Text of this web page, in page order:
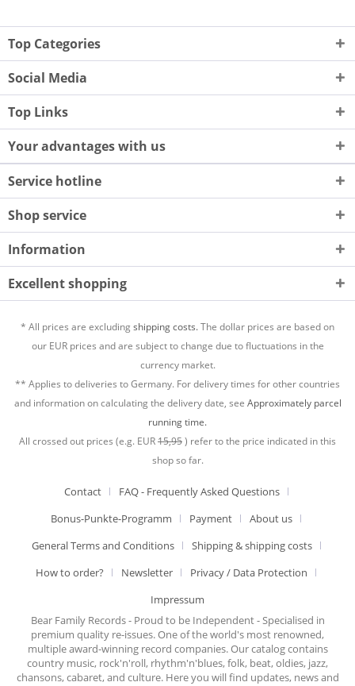
Top Categories
Social Media
Top Links
Your advantages with us
Service hotline
Shop service
Information
Excellent shopping
* All prices are excludingshipping costs.The dollar prices are based on
our EUR prices and are subject to change due to fluctuations in the
currency market.
** Applies to deliveries to Germany. For delivery times for other countries
and information on calculating the delivery date, see Approximately parcel
running time.
All crossed out prices (e.g. EUR15,95) refer to the price indicated in this
shop so far.
Contact
FAQ - Frequently Asked Questions
Bonus-Punkte-Programm
Payment
About us
General Terms and Conditions
Shipping & shipping costs
How to order?
Newsletter
Privacy / Data Protection
Impressum
Bear Family Records - Proud to be Independent - Specialised in
premium quality re-issues. One of the world's most renowned,
multiple award-winning record companies. Our catalog contains
country music, rock'n'roll, rhythm'n'blues, folk, beat, oldies, jazz,
chansons, cabaret, and culture. Here you will find updates, news and